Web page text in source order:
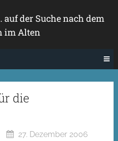
auf der Suche nach dem
im Alten
die
27. Dezember 2006